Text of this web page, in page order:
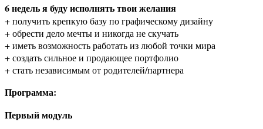
6 недель я буду исполнять твои желания
+ получить крепкую базу по графическому дизайну
+ обрести дело мечты и никогда не скучать
+ иметь возможность работать из любой точки мира
+ создать сильное и продающее портфолио
+ стать независимым от родителей/партнера
Программа:
Первый модуль